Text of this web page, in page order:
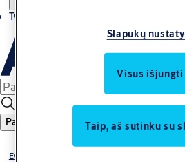
Tvarumas
Paieška
Evakuacinis išėjimo įrenginys
Slapukų
Visus išjungti
Taip, aš sutinku su